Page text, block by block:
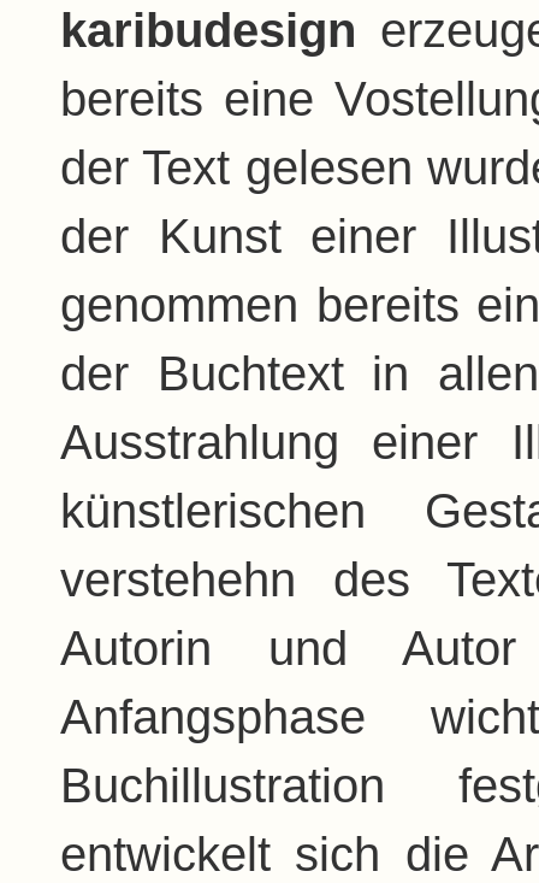
karibudesign
bereits eine
der Text gelesen
der Kunst einer
genommen bereits
der Buchtext in
Ausstrahlung einer
künstlerischen
verstehehn des
Autorin und
Anfangsphase
Buchillustration
entwickelt sich die